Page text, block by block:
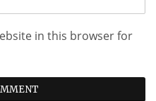
in this browser for